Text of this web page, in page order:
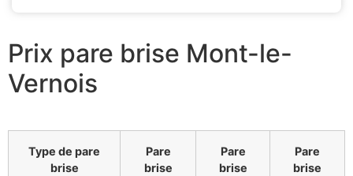
Prix pare brise Mont-le-
Vernois
Type de pare
brise
Pare
brise
Pare
brise
Pare
brise